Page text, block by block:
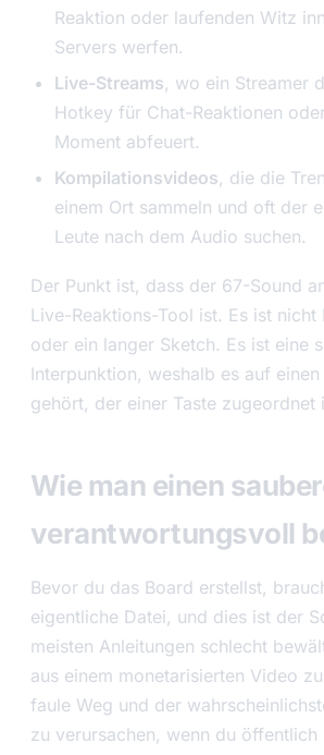
Reaktion oder laufenden Witz
Servers werfen.
Live-Streams, wo ein Streamer
Hotkey für Chat-Reaktionen
Moment abfeuert.
Kompilationsvideos, die die
einem Ort sammeln und oft der
Leute nach dem Audio suchen.
Der Punkt ist, dass der 67-Sound
Live-Reaktions-Tool ist. Es ist nicht
oder ein langer Sketch. Es ist eine
Interpunktion, weshalb es auf
gehört, der einer Taste zugeordnet
Wie man einen
verantwortungsvoll
Bevor du das Board erstellst,
eigentliche Datei, und dies ist der
meisten Anleitungen schlecht
aus einem monetarisierten Video
faule Weg und der
zu verursachen, wenn du öffentlich